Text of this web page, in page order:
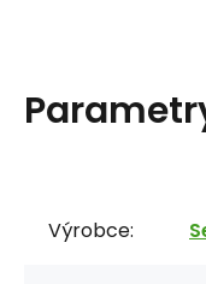
Výrobce: